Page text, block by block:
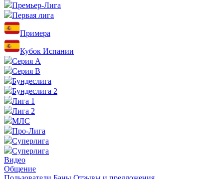
Премьер-Лига
Первая лига
Примера
Кубок Испании
Серия А
Серия B
Бундеслига
Бундеслига 2
Лига 1
Лига 2
МЛС
Про-Лига
Суперлига
Суперлига
Видео
Общение